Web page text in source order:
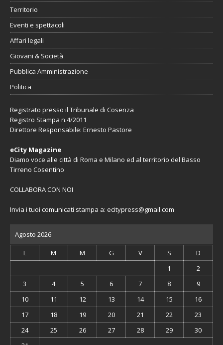
Territorio
Eventi e spettacoli
Affari legali
Giovani & Società
Pubblica Amministrazione
Politica
Registrato presso il Tribunale di Cosenza
Registro Stampa n.4/2011
Direttore Responsabile: Ernesto Pastore
eCity Magazine
Diamo voce alle città di Roma e Milano ed al territorio del Basso
Tirreno Cosentino
COLLABORA CON NOI
Invia i tuoi comunicati stampa a: ecitypress@gmail.com
Agosto 2026
L M M G V S
D
1
2
3
4 5 6 7 8
9
10
11 12 13 14 15
16
17
18 19 20 21 22
23
24
25 26 27 28 29
30